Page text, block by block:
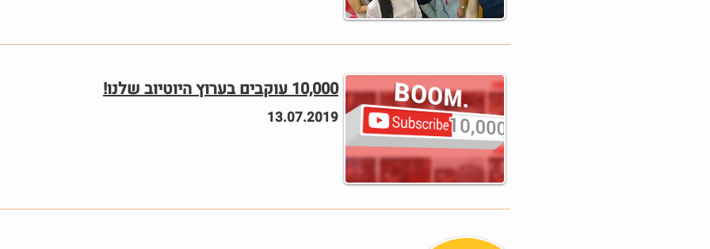
10,000 עוקבים בערוץ היוטיוב שלנו!
13.07.2019